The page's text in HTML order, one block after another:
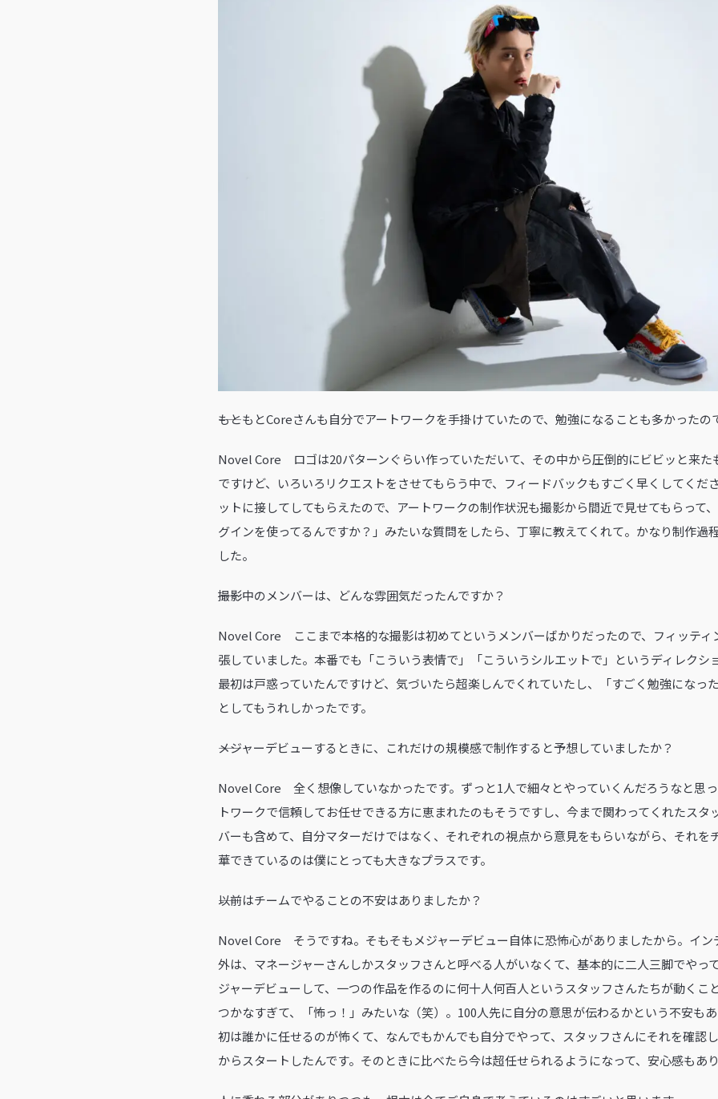
――もともとCoreさんも自分でアートワークを手掛けていたので、勉強になることも多かった
Novel Core ロゴは20パターンぐらい作っていただいて、その中から圧倒的にビビッと来た
ですけど、いろいろリクエストをさせてもらう中で、フィードバックもすごく早くしてくだ
ットに接してしてもらえたので、アートワークの制作状況も撮影から間近で見せてもらって
グインを使ってるんですか？」みたいな質問をしたら、丁寧に教えてくれて。かなり制作過
した。
――撮影中のメンバーは、どんな雰囲気だったんですか？
Novel Core ここまで本格的な撮影は初めてというメンバーばかりだったので、フィッティ
張していました。本番でも「こういう表情で」「こういうシルエットで」というディレクシ
最初は戸惑っていたんですけど、気づいたら超楽しんでくれていたし、「すごく勉強になっ
としてもうれしかったです。
――メジャーデビューするときに、これだけの規模感で制作すると予想していましたか？
Novel Core 全く想像していなかったです。ずっと1人で細々とやっていくんだろうなと思
トワークで信頼してお任せできる方に恵まれたのもそうですし、今まで関わってくれたスタ
バーも含めて、自分マターだけではなく、それぞれの視点から意見をもらいながら、それを
華できているのは僕にとっても大きなプラスです。
――以前はチームでやることの不安はありましたか？
Novel Core そうですね。そもそもメジャーデビュー自体に恐怖心がありましたから。イン
外は、マネージャーさんしかスタッフさんと呼べる人がいなくて、基本的に二人三脚でやっ
ジャーデビューして、一つの作品を作るのに何十人何百人というスタッフさんたちが動くこ
つかなすぎて、「怖っ！」みたいな（笑）。100人先に自分の意思が伝わるかという不安も
初は誰かに任せるのが怖くて、なんでもかんでも自分でやって、スタッフさんにそれを確認
からスタートしたんです。そのときに比べたら今は超任せられるようになって、安心感もあ